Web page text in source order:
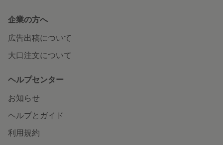
企業の方へ
広告出稿について
大口注文について
ヘルプセンター
お知らせ
ヘルプとガイド
利用規約